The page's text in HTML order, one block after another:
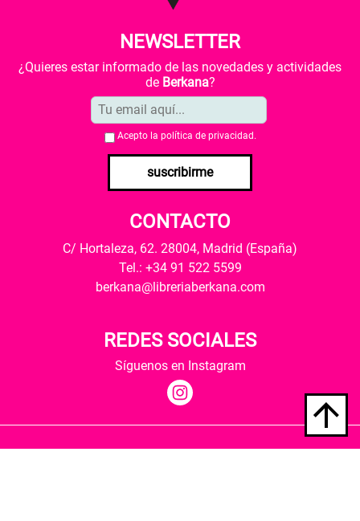
NEWSLETTER
¿Quieres estar informado de las novedades y actividades
de Berkana?
Acepto la política de privacidad .
suscribirme
CONTACTO
C/ Hortaleza, 62. 28004, Madrid (España)
Tel.: +34 91 522 5599
berkana@libreriaberkana.com
REDES SOCIALES
Síguenos en Instagram